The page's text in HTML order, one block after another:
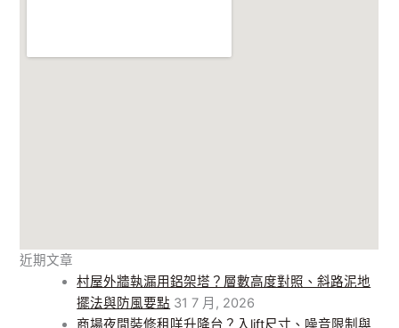
近期文章
村屋外牆執漏用鋁架塔？層數高度對照、斜路泥地
擺法與防風要點 31 7 月, 2026
商場夜間裝修租咩升降台？入lift尺寸、噪音限制與